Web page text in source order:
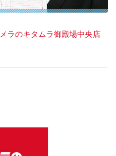
ラのキタムラ御殿場中央店